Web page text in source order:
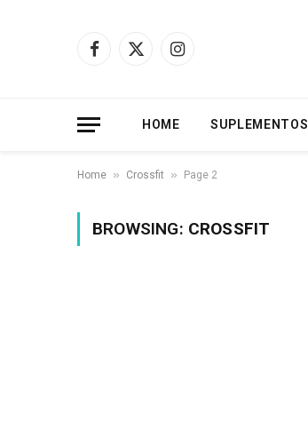
Facebook
X
Instagram
HOME SUPLEMENTOS
Home » Crossfit » Page 2
BROWSING: CROSSFIT